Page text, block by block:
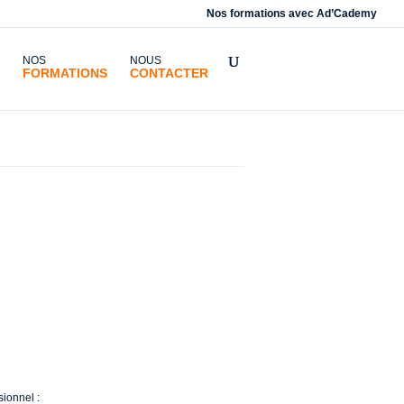
Nos formations avec Ad’Cademy
NOS
FORMATIONS
NOUS
CONTACTER
: